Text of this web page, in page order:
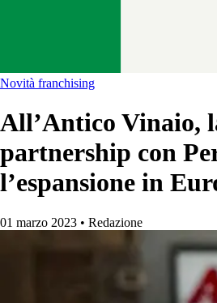
Novità franchising
All’Antico Vinaio,
partnership con
l’espansione in
01 marzo 2023 • Redazione